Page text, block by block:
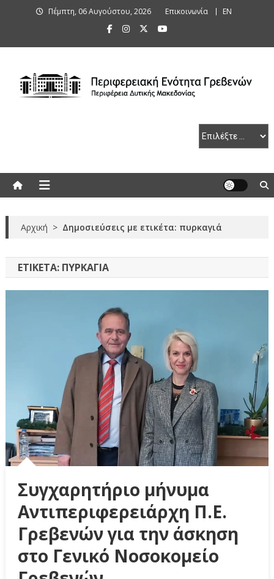
Πέμπτη, 06 Αυγούστου, 2026 Επικοινωνία ΕΝ
Αρχική > Δημοσιεύσεις με ετικέτα: πυρκαγιά
ΕΤΙΚΈΤΑ: ΠΥΡΚΑΓΙΆ
Συγχαρητήριο μήνυμα
Αντιπεριφερειάρχη Π.Ε.
Γρεβενών για την άσκηση
στο Γενικό Νοσοκομείο